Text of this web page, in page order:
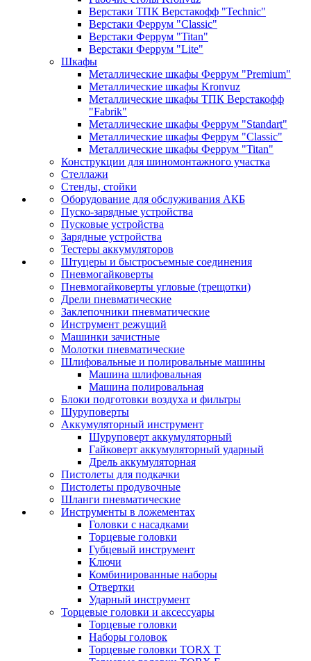
Верстаки ТПК Верстакофф "Technic"
Верстаки Феррум "Classic"
Верстаки Феррум "Titan"
Верстаки Феррум "Lite"
Шкафы
Металлические шкафы Феррум "Premium"
Металлические шкафы Kronvuz
Металлические шкафы ТПК Верстакофф
"Fabrik"
Металлические шкафы Феррум "Standart"
Металлические шкафы Феррум "Classic"
Металлические шкафы Феррум "Titan"
Конструкции для шиномонтажного участка
Стеллажи
Стенды, стойки
Оборудование для обслуживания АКБ
Пуско-зарядные устройства
Пусковые устройства
Зарядные устройства
Тестеры аккумуляторов
Штуцеры и быстросъемные соединения
Пневмогайковерты
Пневмогайковерты угловые (трещотки)
Дрели пневматические
Заклепочники пневматические
Инструмент режущий
Машинки зачистные
Молотки пневматические
Шлифовальные и полировальные машины
Машина шлифовальная
Машина полировальная
Блоки подготовки воздуха и фильтры
Шуруповерты
Аккумуляторный инструмент
Шуруповерт аккумуляторный
Гайковерт аккумуляторный ударный
Дрель аккумуляторная
Пистолеты для подкачки
Пистолеты продувочные
Шланги пневматические
Инструменты в ложементах
Головки с насадками
Торцевые головки
Губцевый инструмент
Ключи
Комбинированные наборы
Отвертки
Ударный инструмент
Торцевые головки и аксессуары
Торцевые головки
Наборы головок
Торцевые головки TORX T